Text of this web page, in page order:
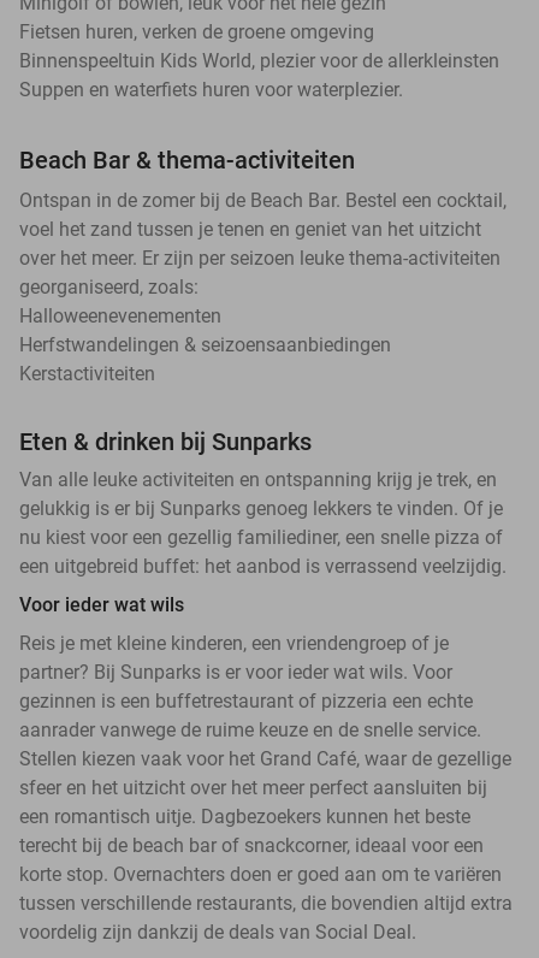
Fietsen huren, verken de groene omgeving
Binnenspeeltuin Kids World, plezier voor de allerkleinsten
Suppen en waterfiets huren voor waterplezier.
Beach Bar & thema-activiteiten
Ontspan in de zomer bij de Beach Bar. Bestel een cocktail,
voel het zand tussen je tenen en geniet van het uitzicht
over het meer. Er zijn per seizoen leuke thema-activiteiten
georganiseerd, zoals:
Halloweenevenementen
Herfstwandelingen & seizoensaanbiedingen
Kerstactiviteiten
Eten & drinken bij Sunparks
Van alle leuke activiteiten en ontspanning krijg je trek, en
gelukkig is er bij Sunparks genoeg lekkers te vinden. Of je
nu kiest voor een gezellig familiediner, een snelle pizza of
een uitgebreid buffet: het aanbod is verrassend veelzijdig.
Voor ieder wat wils
Reis je met kleine kinderen, een vriendengroep of je
partner? Bij Sunparks is er voor ieder wat wils. Voor
gezinnen is een buffetrestaurant of pizzeria een echte
aanrader vanwege de ruime keuze en de snelle service.
Stellen kiezen vaak voor het Grand Café, waar de gezellige
sfeer en het uitzicht over het meer perfect aansluiten bij
een romantisch uitje. Dagbezoekers kunnen het beste
terecht bij de beach bar of snackcorner, ideaal voor een
korte stop. Overnachters doen er goed aan om te variëren
tussen verschillende restaurants, die bovendien altijd extra
voordelig zijn dankzij de deals van Social Deal.